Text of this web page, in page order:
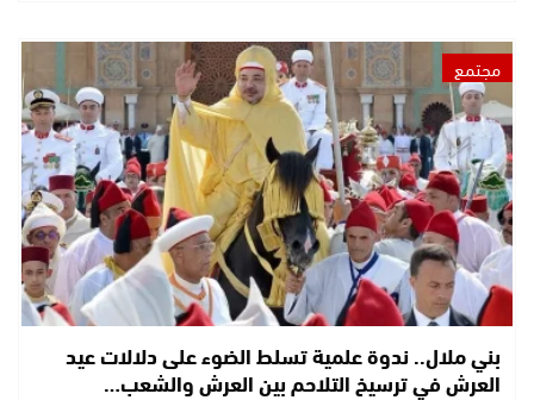
مجتمع
بني ملال.. ندوة علمية تسلط الضوء على دلالات عيد
العرش في ترسيخ التلاحم بين العرش والشعب…